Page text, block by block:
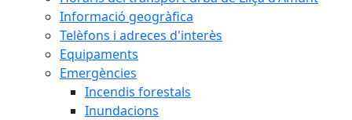
Informació geogràfica
Telèfons i adreces d'interès
Equipaments
Emergències
Incendis forestals
Inundacions